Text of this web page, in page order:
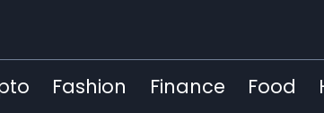
Fashion Finance Food